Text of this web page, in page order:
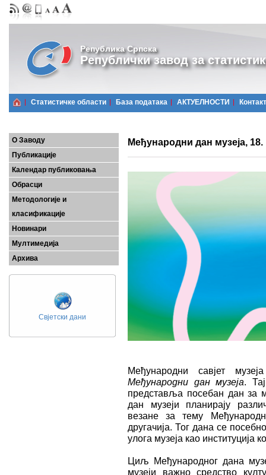
Република Српска
Републички завод за
Статистичке области Базa података АКТУЕЛНОСТИ Контакт
О Заводу
Публикације
Календар публиковања
Обрасци
Методологије и
класификације
Новинари
Мултимедија
Архива
Свјетски дани
Међународни дан музеја, 18.
Међународни савјет
Међународни дан музеја.
представља посебан дан за
дан музеји планирају
везане за тему
другачија. Тог дана се
улога музеја као институција
Циљ Међународног дана
музеји важно средство